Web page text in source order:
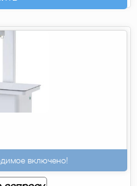
включено!